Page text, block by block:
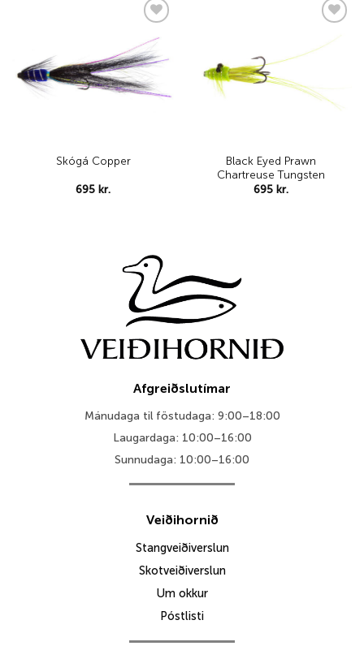
wishlist
Skógá Copper
695 kr.
wishlist
Black Eyed Prawn
Chartreuse Tungsten
695 kr.
Afgreiðslutímar
Mánudaga til föstudaga: 9:00–18:00
Laugardaga: 10:00–16:00
Sunnudaga: 10:00–16:00
Veiðihornið
Stangveiðiverslun
Skotveiðiverslun
Um okkur
Póstlisti